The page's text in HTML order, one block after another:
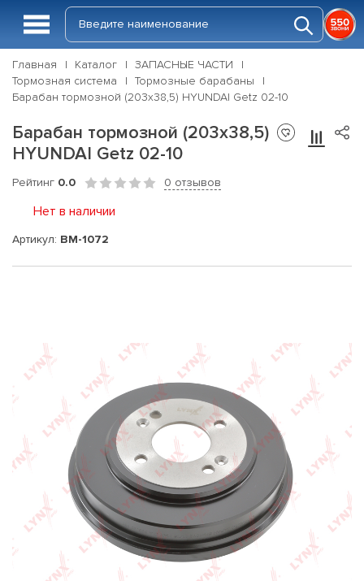
Главная Каталог
ЗАПАСНЫЕ ЧАСТИ
Тормозная система
Тормозные барабаны
Барабан тормозной (203x38,5) HYUNDAI Getz 02-10
Барабан тормозной (203x38,5)
HYUNDAI Getz 02-10
Рейтинг 0.0 0 отзывов
Нет в наличии
Артикул: BM-1072